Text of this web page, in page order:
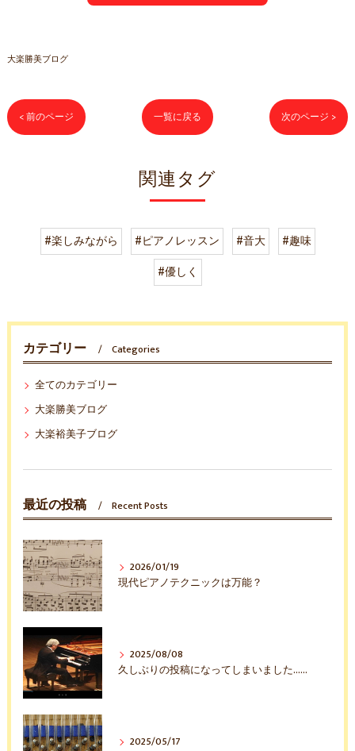
大楽勝美ブログ
< 前のページ 一覧に戻る 次のページ >
関連タグ
#楽しみながら #ピアノレッスン #音大
#趣味
#優しく
カテゴリー Categories
全てのカテゴリー
大楽勝美ブログ
大楽裕美子ブログ
最近の投稿 Recent Posts
2026/01/19
現代ピアノテクニックは万能？
2025/08/08
久しぶりの投稿になってしまいました……
2025/05/17